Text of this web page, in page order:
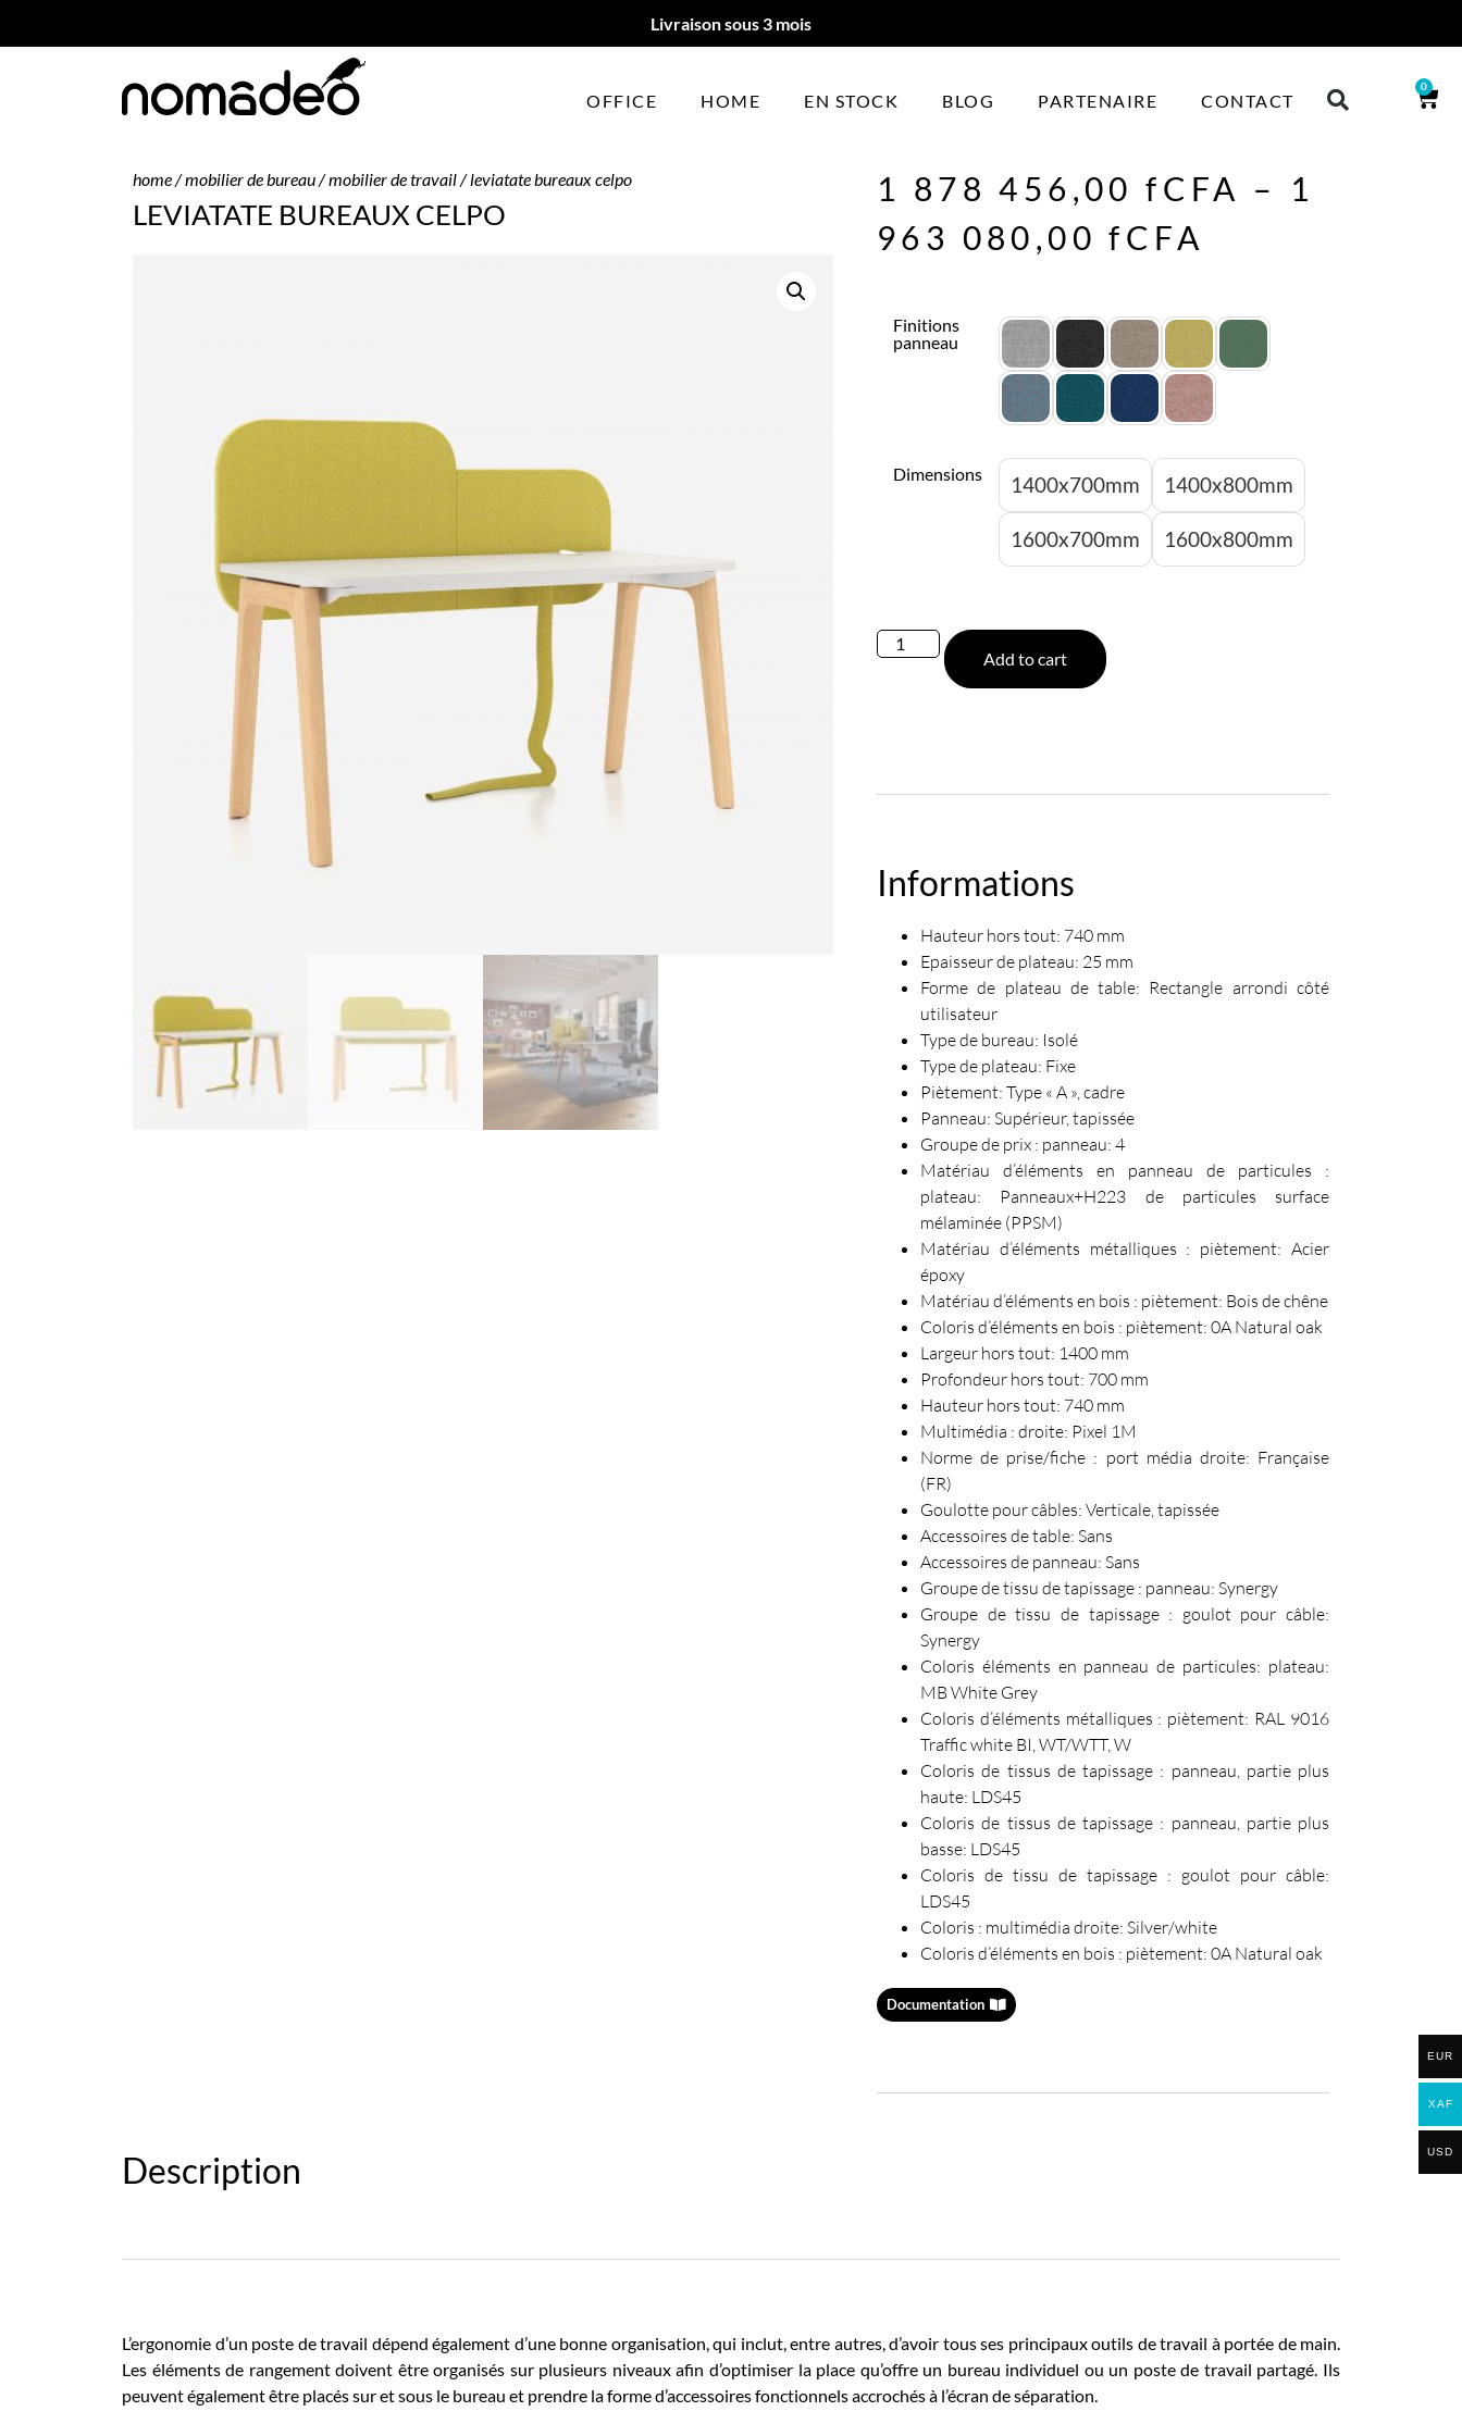
Livraison sous 3 mois
OFFICE HOME EN STOCK BLOG PARTENAIRE CONTACT
0
home/mobilier de bureau/mobilier de travail/ leviatate bureaux celpo
LEVIATATE BUREAUX CELPO
1 878 456,00fCFA – 1
963 080,00fCFA
Finitions
panneau
Dimensions 1400x700mm 1400x800mm
1600x700mm 1600x800mm
Add to cart
Informations
Hauteur hors tout: 740 mm
Epaisseur de plateau: 25 mm
Forme de plateau de table: Rectangle arrondi côté
utilisateur
Type de bureau: Isolé
Type de plateau: Fixe
Piètement: Type « A », cadre
Panneau: Supérieur, tapissée
Groupe de prix : panneau: 4
Matériau d’éléments en panneau de particules :
plateau: Panneaux+H223 de particules surface
mélaminée (PPSM)
Matériau d’éléments métalliques : piètement: Acier
époxy
Matériau d’éléments en bois : piètement: Bois de chêne
Coloris d’éléments en bois : piètement: 0A Natural oak
Largeur hors tout: 1400 mm
Profondeur hors tout: 700 mm
Hauteur hors tout: 740 mm
Multimédia : droite: Pixel 1M
Norme de prise/fiche : port média droite: Française
(FR)
Goulotte pour câbles: Verticale, tapissée
Accessoires de table: Sans
Accessoires de panneau: Sans
Groupe de tissu de tapissage : panneau: Synergy
Groupe de tissu de tapissage : goulot pour câble:
Synergy
Coloris éléments en panneau de particules: plateau:
MB White Grey
Coloris d’éléments métalliques : piètement: RAL 9016
Traffic white BI, WT/WTT, W
Coloris de tissus de tapissage : panneau, partie plus
haute: LDS45
Coloris de tissus de tapissage : panneau, partie plus
basse: LDS45
Coloris de tissu de tapissage : goulot pour câble:
LDS45
Coloris : multimédia droite: Silver/white
Coloris d’éléments en bois : piètement: 0A Natural oak
Documentation
Description
L’ergonomie d’un poste de travail dépend également d’une bonne organisation, qui inclut, entre autres, d’avoir tous ses principaux outils de travail à portée de main.
Les éléments de rangement doivent être organisés sur plusieurs niveaux afin d’optimiser la place qu’offre un bureau individuel ou un poste de travail partagé. Ils
peuvent également être placés sur et sous le bureau et prendre la forme d’accessoires fonctionnels accrochés à l’écran de séparation.
EUR
XAF
USD